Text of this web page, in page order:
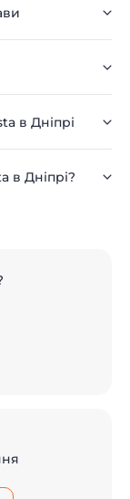
в Дніпрі
в Дніпрі?